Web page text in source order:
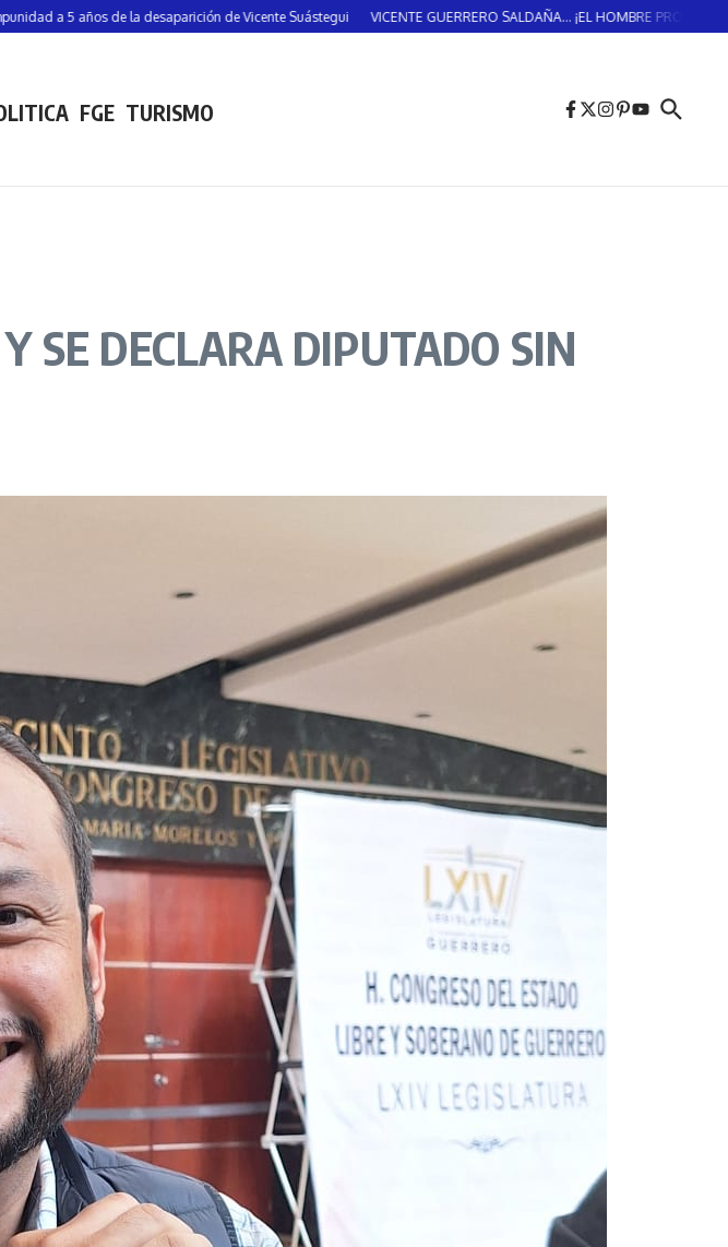
5 años de la desaparición de Vicente Suástegui VICENTE GUERRERO SALDAÑA… ¡EL HOMBRE PROVIDENCIAL!…
FGE TURISMO
SE DECLARA DIPUTADO SIN